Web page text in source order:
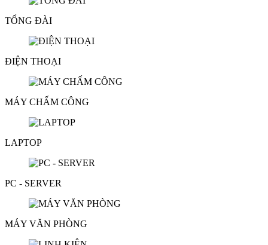
TỔNG ĐÀI
ĐIỆN THOẠI
MÁY CHẤM CÔNG
LAPTOP
PC - SERVER
MÁY VĂN PHÒNG